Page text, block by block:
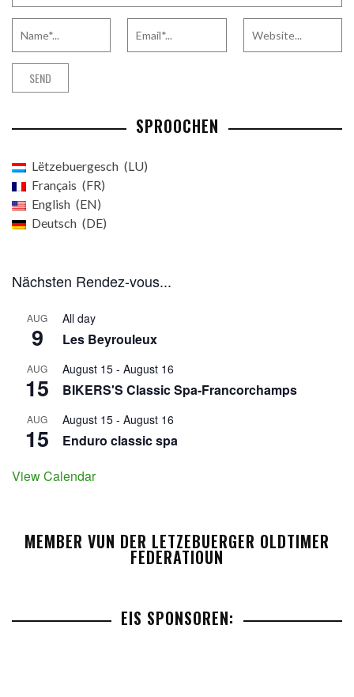
SPROOCHEN
Lëtzebuergesch
LU
Français
FR
English
EN
Deutsch
DE
Nächsten Rendez-vous...
AUG
9
All day
Les Beyrouleux
AUG
15
August 15 - August 16
BIKERS'S Classic Spa-Francorchamps
AUG
15
August 15 - August 16
Enduro classic spa
View Calendar
MEMBER VUN DER LETZEBUERGER OLDTIMER
FEDERATIOUN
EIS SPONSOREN: